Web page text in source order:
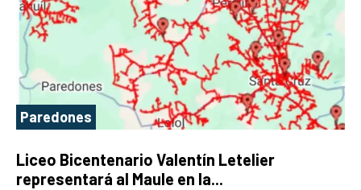
Paredones
Liceo Bicentenario Valentín Letelier
representará al Maule en la...